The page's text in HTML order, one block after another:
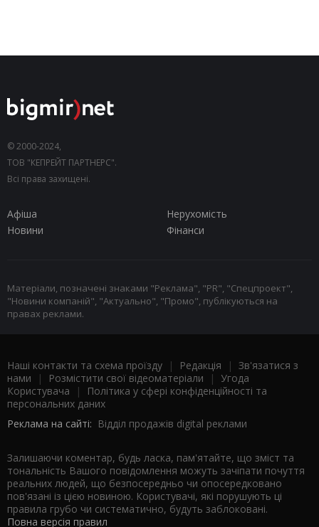
© 2000-2024,
ТОВ "КЕПРЕЙТ ПАРТНЕРС".
Всі права захищені.
Афіша
Нерухомість
Новини
Фінанси
Матеріали, позначені знаками "Реклама", "PR", "Спецпроект",
"Новини компаній", "Актуально", "Промо", публікуються на
правах реклами.
Наші контакти та схема проїзду | Редакція | Зв'язатися з
нами | Розмістити свої відеоматеріали | Угода
Користувача |
Політика у сфері конфіденційності та
персональних даних
Реклама на сайті: Відділ продажів digital реклами
Залишаючи коментар, будь ласка, пам'ятайте, що зміст та
тональність Вашого повідомлення можуть зачіпати почуття
реальних людей, що безпосередньо чи опосередковано
пов'язані із цією новиною. Користувачі, які порушують ці
правила грубо чи систематично, будуть заблоковані.
Повна версія правил